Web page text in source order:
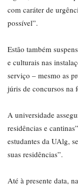
com caráter de
possível”.
Estão também
e culturais nas
serviço – mesmo as
júris de concursos na
A universidade
residências e
estudantes da UAlg,
suas residências”.
Até à presente data,